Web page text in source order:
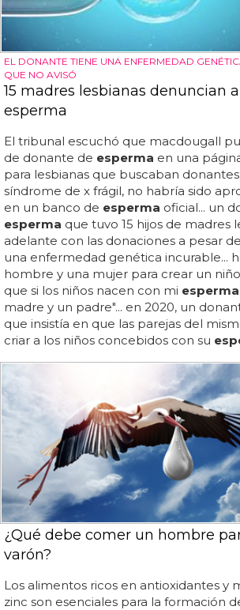
EL DONANTE TIENE UNA ENFERMEDAD
QUE NO AVISÓ
15 madres lesbianas denuncian
esperma
El tribunal escuchó que macdougall
de donante de esperma en una
para lesbianas que buscaban
síndrome de x frágil, no habría sido
en un banco de esperma oficial... un
esperma que tuvo 15 hijos de madres
adelante con las donaciones a pesar
una enfermedad genética incurable...
hombre y una mujer para crear un
que si los niños nacen con mi esperma
madre y un padre"... en 2020, un
que insistía en que las parejas del
criar a los niños concebidos con su
¿Qué debe comer un hombre
varón?
Los alimentos ricos en antioxidantes y
zinc son esenciales para la formación